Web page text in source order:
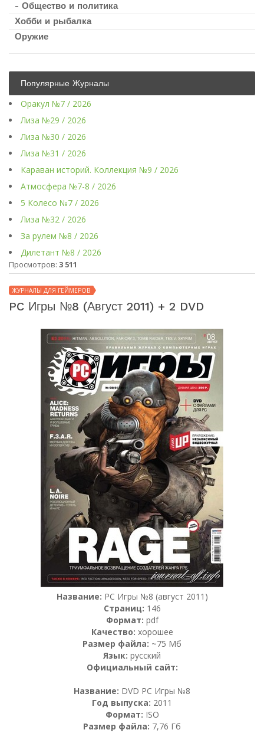
- Общество и политика
Хобби и рыбалка
Оружие
Популярные Журналы
Оракул №7 / 2026
Лиза №29 / 2026
Лиза №30 / 2026
Лиза №31 / 2026
Караван историй. Коллекция №9 / 2026
Атмосфера №7-8 / 2026
5 Колесо №7 / 2026
Лиза №32 / 2026
За рулем №8 / 2026
Дилетант №8 / 2026
Просмотров: 3 511
ЖУРНАЛЫ ДЛЯ ГЕЙМЕРОВ
PC Игры №8 (август 2011) + 2 DVD
Название: PC Игры №8 (август 2011)
Страниц: 146
Формат: pdf
Качество: хорошее
Размер файла: ~75 Мб
Язык: русский
Официальный сайт:
Название: DVD PC Игры №8
Год выпуска: 2011
Формат: ISO
Размер файла: 7,76 Гб